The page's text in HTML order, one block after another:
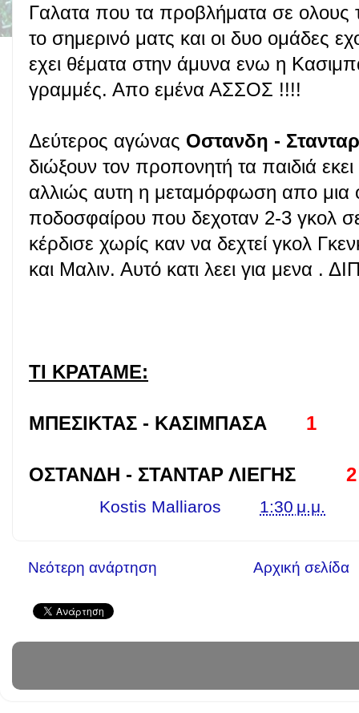
Γαλατα που τα προβλήματα σε ολους
το σημερινό ματς και οι δυο ομάδες
εχει θέματα στην άμυνα ενω η
γραμμές. Απο εμένα ΑΣΣΟΣ !!!!
Δεύτερος αγώνας Οστανδη -
διώξουν τον προπονητή τα παιδιά εκει
αλλιώς αυτη η μεταμόρφωση απο μια
ποδοσφαίρου που δεχοταν 2-3 γκολ
κέρδισε χωρίς καν να δεχτεί γκολ
και Μαλιν. Αυτό κατι λεει για μενα .
ΤΙ ΚΡΑΤΑΜΕ:
ΜΠΕΣΙΚΤΑΣ - ΚΑΣΙΜΠΑΣΑ 1
ΟΣΤΑΝΔΗ - ΣΤΑΝΤΑΡ ΛΙΕΓΗΣ
Kostis Malliaros 1:30 μ.μ.
Νεότερη ανάρτηση Αρχική σελίδα